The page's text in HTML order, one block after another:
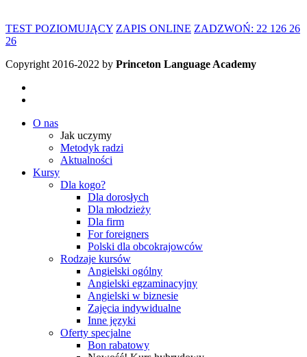
TEST POZIOMUJĄCY ZAPIS ONLINE ZADZWOŃ: 22 126 26
26
Copyright 2016-2022 by Princeton Language Academy
O nas
Jak uczymy
Metodyk radzi
Aktualności
Kursy
Dla kogo?
Dla dorosłych
Dla młodzieży
Dla firm
For foreigners
Polski dla obcokrajowców
Rodzaje kursów
Angielski ogólny
Angielski egzaminacyjny
Angielski w biznesie
Zajęcia indywidualne
Inne języki
Oferty specjalne
Bon rabatowy